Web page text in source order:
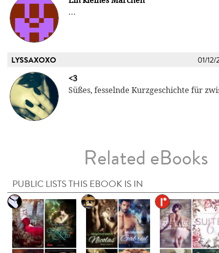
...
LYSSAXOXO 01/12/
<3
Süßes, fesselnde Kurzgeschichte für
Related eBooks
PUBLIC LISTS THIS EBOOK IS IN